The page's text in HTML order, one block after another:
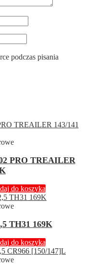
podczas pisania
PRO TREAILER
do koszyka
TH31 169K
do koszyka